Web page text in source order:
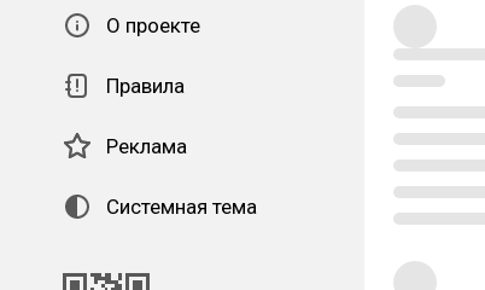
О проекте
Правила
Реклама
Системная тема